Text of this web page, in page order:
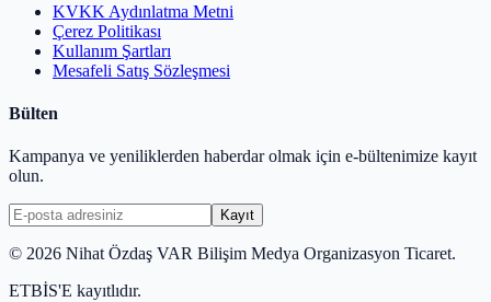
KVKK Aydınlatma Metni
Çerez Politikası
Kullanım Şartları
Mesafeli Satış Sözleşmesi
Bülten
Kampanya ve yeniliklerden haberdar olmak için e-bültenimize kayıt
olun.
Kayıt
© 2026 Nihat Özdaş VAR Bilişim Medya Organizasyon Ticaret.
ETBİS'E kayıtlıdır.